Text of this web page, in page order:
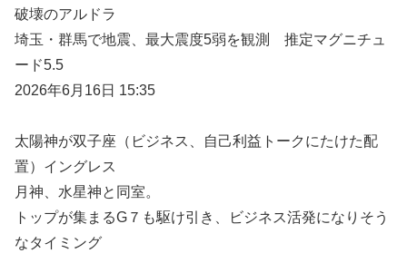
破壊のアルドラ
埼玉・群馬で地震、最大震度5弱を観測 推定マグニチュ
ード5.5
2026年6月16日 15:35
太陽神が双子座（ビジネス、自己利益トークにたけた配
置）イングレス
月神、水星神と同室。
トップが集まるG７も駆け引き、ビジネス活発になりそう
なタイミング